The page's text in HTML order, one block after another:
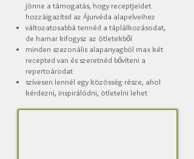
jönne a támogatás, hogy receptjeidet
hozzáigazítsd az Ájurvéda alapelveihez
változatosabbá tennéd a táplálkozásodat,
de hamar kifogysz az ötletekből
minden szezonális alapanyagból max két
recepted van és szeretnéd bővíteni a
repertoárodat
szívesen lennél egy közösség része, ahol
kérdezni, inspirálódni, ötletelni lehet